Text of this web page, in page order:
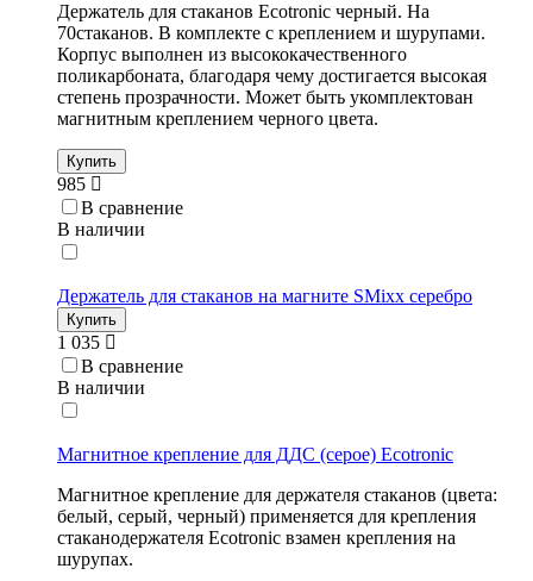
Держатель для стаканов Ecotronic черный. На
70стаканов. В комплекте с креплением и шурупами.
Корпус выполнен из высококачественного
поликарбоната, благодаря чему достигается высокая
степень прозрачности. Может быть укомплектован
магнитным креплением черного цвета.
Купить
985
В сравнение
В наличии
Держатель для стаканов на магните SMixx серебро
Купить
1 035
В сравнение
В наличии
Магнитное крепление для ДДС (серое) Ecotronic
Магнитное крепление для держателя стаканов (цвета:
белый, серый, черный) применяется для крепления
стаканодержателя Ecotronic взамен крепления на
шурупах.